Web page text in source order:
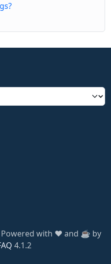
with ❤️ and ☕️ by
4.1.2